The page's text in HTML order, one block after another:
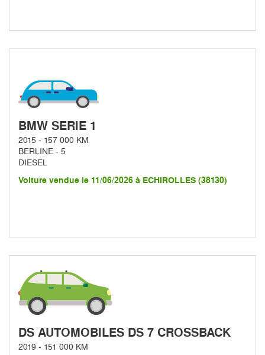
BMW SERIE 1
2015 - 157 000 KM
BERLINE - 5
DIESEL
Voiture vendue le 11/06/2026 à ECHIROLLES (38130)
DS AUTOMOBILES DS 7 CROSSBACK
2019 - 151 000 KM